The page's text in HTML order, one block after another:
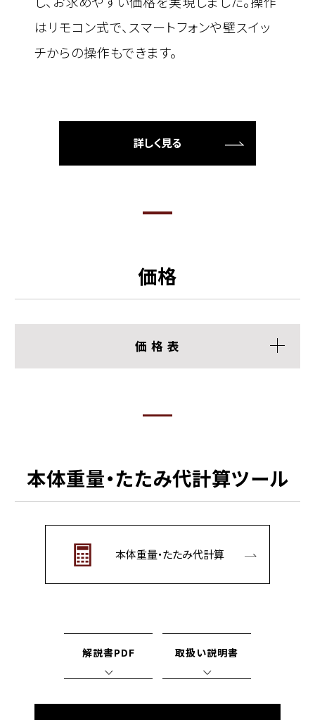
はリモコン式で、スマートフォンや壁スイッ
チからの操作もできます。
詳しく見る
価格
価 格 表
本体重量・たたみ代計算ツール
本体重量・たたみ代計算
解説書PDF 取扱い説明書